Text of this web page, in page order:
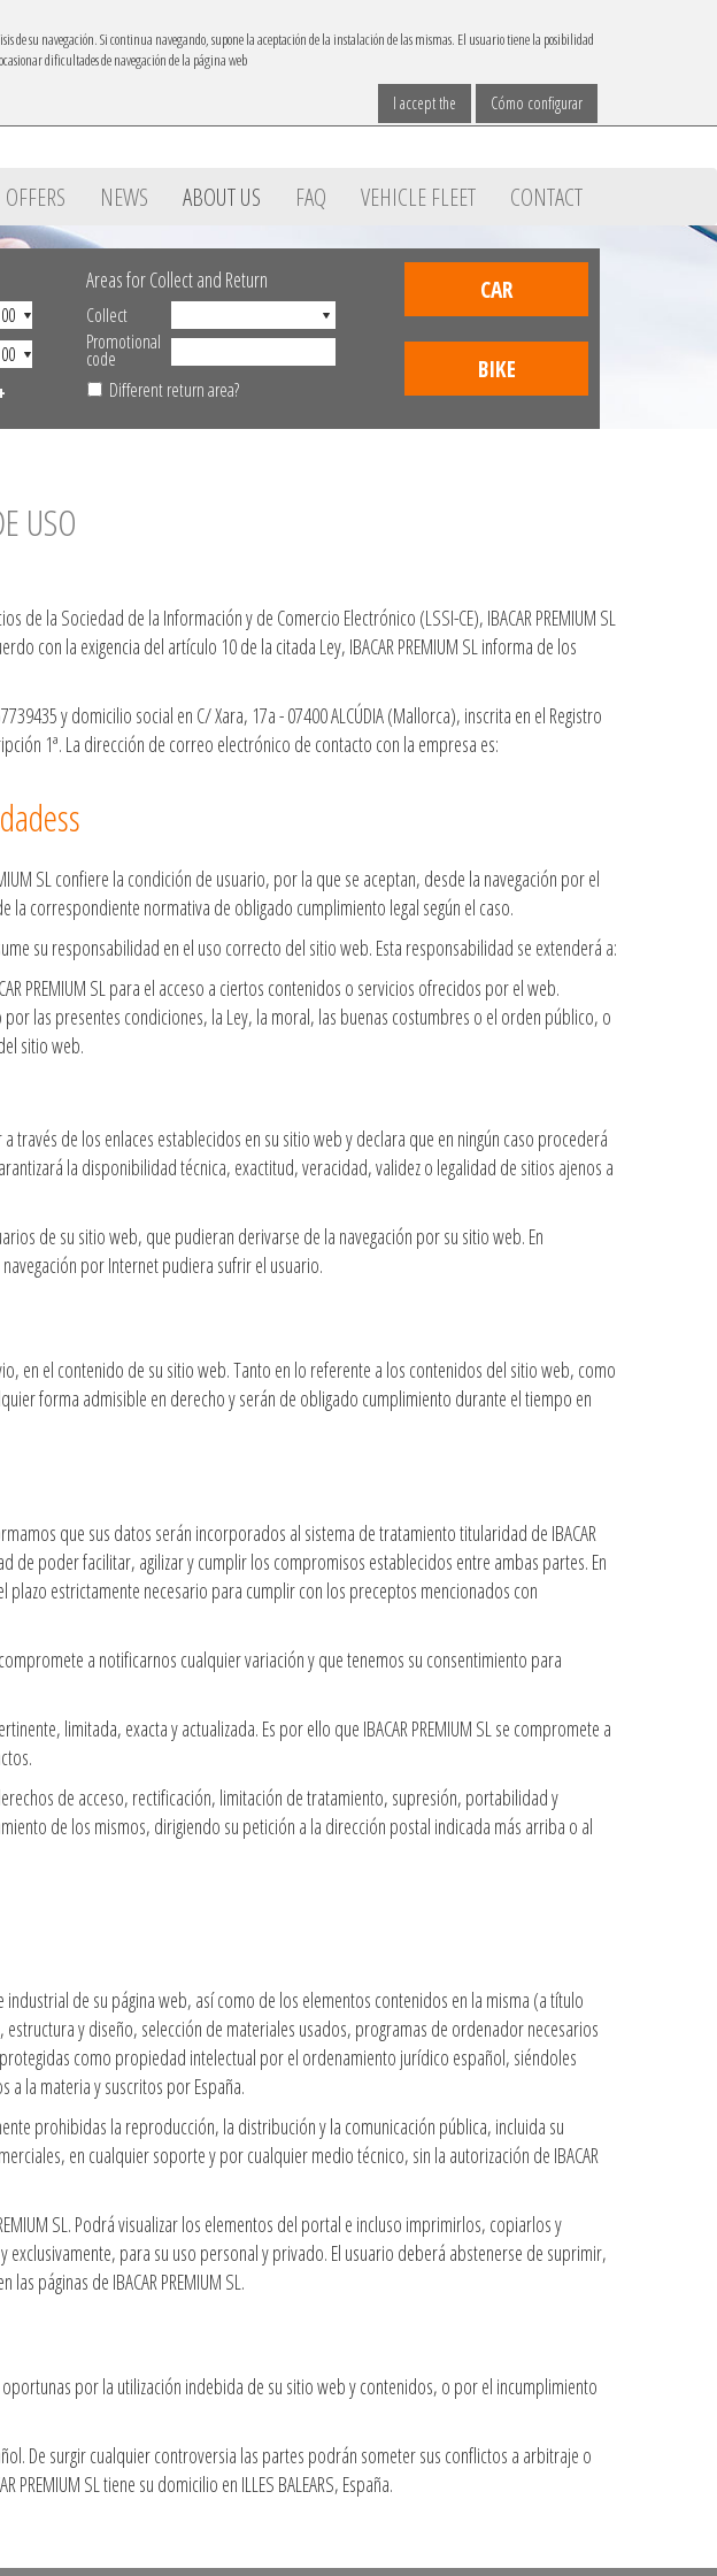
de su navegación. Si continua navegando, supone la aceptación de la instalación de las mismas. El usuario tiene la posibilidad
dificultades de navegación de la página web
Cómo configurar
I accept the
Ibacar on your mobile
OFFERS NEWS ABOUT US FAQ VEHICLE FLEET CONTACT
Areas for Collect and Return
Collect
Promotional
code
Different return area?
CAR
BIKE
USO
de la Sociedad de la Información y de Comercio Electrónico (LSSI-CE), IBACAR PREMIUM SL
con la exigencia del artículo 10 de la citada Ley, IBACAR PREMIUM SL informa de los
y domicilio social en C/ Xara, 17a - 07400 ALCÚDIA (Mallorca), inscrita en el Registro
1ª. La dirección de correo electrónico de contacto con la empresa es:
SL confiere la condición de usuario, por la que se aceptan, desde la navegación por el
la correspondiente normativa de obligado cumplimiento legal según el caso.
su responsabilidad en el uso correcto del sitio web. Esta responsabilidad se extenderá a:
PREMIUM SL para el acceso a ciertos contenidos o servicios ofrecidos por el web.
las presentes condiciones, la Ley, la moral, las buenas costumbres o el orden público, o
sitio web.
través de los enlaces establecidos en su sitio web y declara que en ningún caso procederá
la disponibilidad técnica, exactitud, veracidad, validez o legalidad de sitios ajenos a
de su sitio web, que pudieran derivarse de la navegación por su sitio web. En
navegación por Internet pudiera sufrir el usuario.
en el contenido de su sitio web. Tanto en lo referente a los contenidos del sitio web, como
forma admisible en derecho y serán de obligado cumplimiento durante el tiempo en
que sus datos serán incorporados al sistema de tratamiento titularidad de IBACAR
de poder facilitar, agilizar y cumplir los compromisos establecidos entre ambas partes. En
plazo estrictamente necesario para cumplir con los preceptos mencionados con
a notificarnos cualquier variación y que tenemos su consentimiento para
limitada, exacta y actualizada. Es por ello que IBACAR PREMIUM SL se compromete a
de acceso, rectificación, limitación de tratamiento, supresión, portabilidad y
de los mismos, dirigiendo su petición a la dirección postal indicada más arriba o al
de su página web, así como de los elementos contenidos en la misma (a título
y diseño, selección de materiales usados, programas de ordenador necesarios
como propiedad intelectual por el ordenamiento jurídico español, siéndoles
la materia y suscritos por España.
prohibidas la reproducción, la distribución y la comunicación pública, incluida su
en cualquier soporte y por cualquier medio técnico, sin la autorización de IBACAR
SL. Podrá visualizar los elementos del portal e incluso imprimirlos, copiarlos y
para su uso personal y privado. El usuario deberá abstenerse de suprimir,
páginas de IBACAR PREMIUM SL.
oportunas por la utilización indebida de su sitio web y contenidos, o por el incumplimiento
De surgir cualquier controversia las partes podrán someter sus conflictos a arbitraje o
SL tiene su domicilio en ILLES BALEARS, España.